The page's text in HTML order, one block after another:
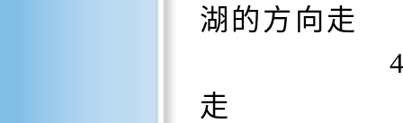
湖的方向走
4.分岔路
走